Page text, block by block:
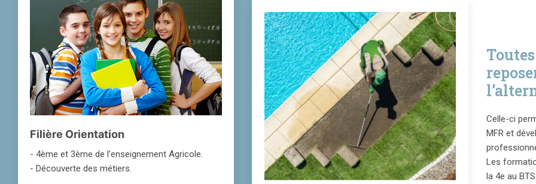
Filière Orientation
- 4ème et 3ème de l'enseignement Agricole.
- Découverte des métiers.
Celle-ci
MFR et
Les
la 4e au